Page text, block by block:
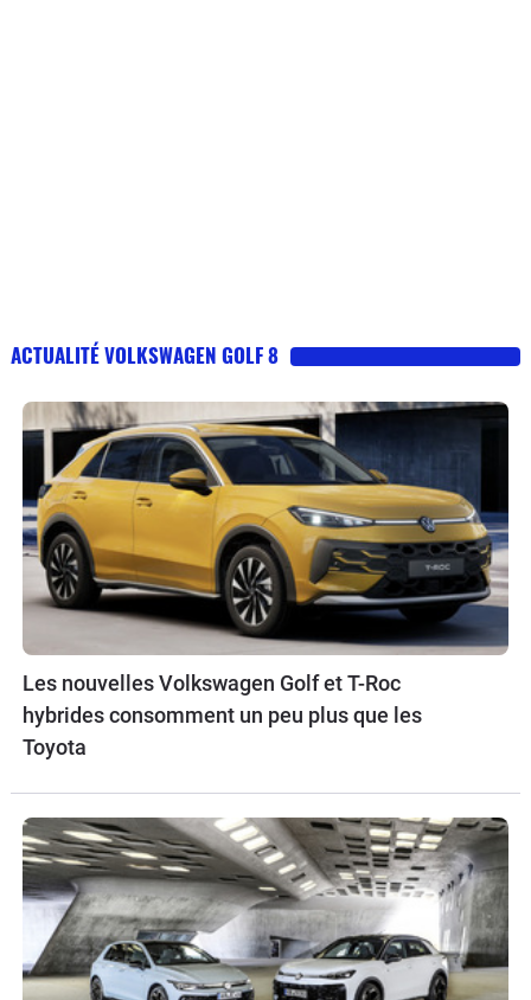
ACTUALITÉ VOLKSWAGEN GOLF 8
Les nouvelles Volkswagen Golf et T-Roc
hybrides consomment un peu plus que les
Toyota